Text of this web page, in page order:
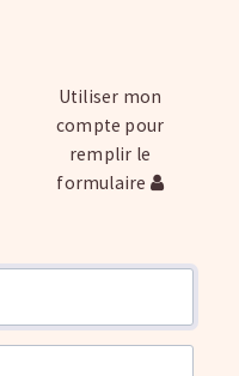
Utiliser mon
compte pour
remplir le
formulaire